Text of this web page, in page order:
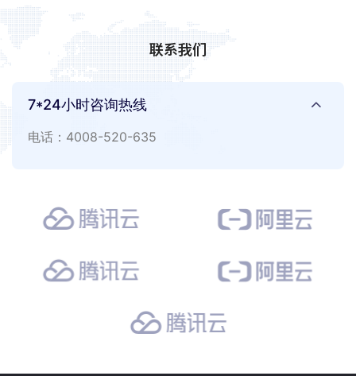
联系我们
7*24小时咨询热线
电话：4008-520-635